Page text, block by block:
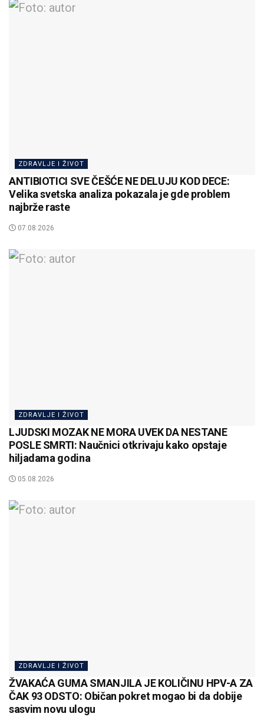
ZDRAVLJE I ŽIVOT
ANTIBIOTICI SVE ČEŠĆE NE DELUJU KOD DECE:
Velika svetska analiza pokazala je gde problem
najbrže raste
07.08.2026
ZDRAVLJE I ŽIVOT
LJUDSKI MOZAK NE MORA UVEK DA NESTANE
POSLE SMRTI: Naučnici otkrivaju kako opstaje
hiljadama godina
05.08.2026
ZDRAVLJE I ŽIVOT
ŽVAKAĆA GUMA SMANJILA JE KOLIČINU HPV-A ZA
ČAK 93 ODSTO: Običan pokret mogao bi da dobije
sasvim novu ulogu